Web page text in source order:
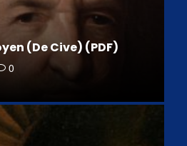
(De Cive) (PDF)
0